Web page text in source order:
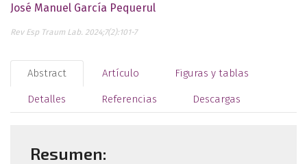
José Manuel García Pequerul
Rev Esp Traum Lab. 2024;7(2):101-7
Abstract Artículo Figuras y tablas
Detalles Referencias Descargas
Resumen: